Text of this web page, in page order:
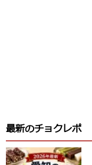
最新のチョクレポ